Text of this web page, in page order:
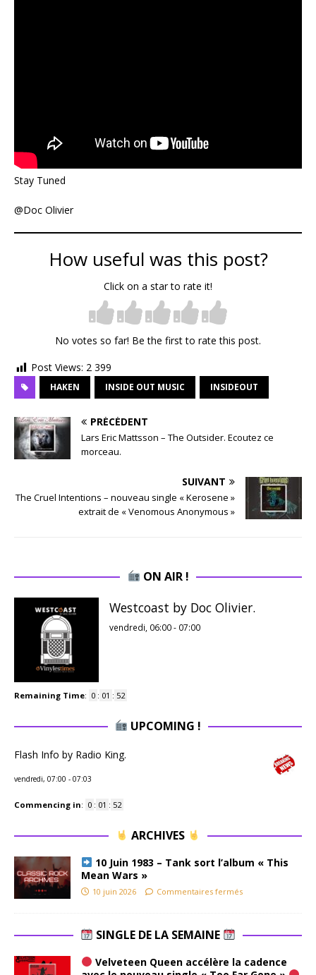
Stay Tuned
@Doc Olivier
How useful was this post?
Click on a star to rate it!
No votes so far! Be the first to rate this post.
Post Views: 2 399
HAKEN INSIDE OUT MUSIC INSIDEOUT
PRÉCÉDENT
Lars Eric Mattsson – The Outsider. Ecoutez ce
morceau.
SUIVANT
The Cruel Intentions – nouveau single « Kerosene »
extrait de « Venomous Anonymous »
ON AIR !
Westcoast by Doc Olivier.
vendredi, 06:00- 07:00
Remaining Time: 0 : 01 : 51
UPCOMING !
Flash Info by Radio King.
vendredi, 07:00 - 07:03
Commencing in: 0 : 01 : 51
ARCHIVES
10 Juin 1983 – Tank sort l’album « This
Mean Wars »
10 juin 2026 Commentaires fermés
SINGLE DE LA SEMAINE
Velveteen Queen accélère la cadence